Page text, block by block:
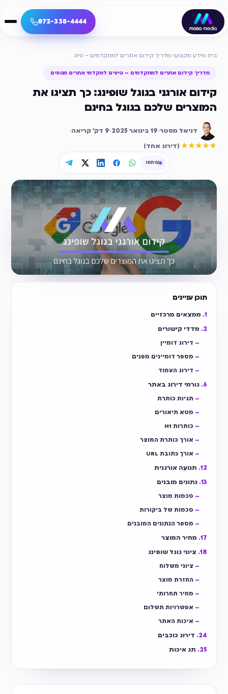
072-338-4444
מידע מקצועי› מדריך קידום אתרים למתקדמים – טיפים למקדמי אתרים מנוסים
קידום אתרים למתקדמים – טיפים למקדמי אתרים מנוסים
אורגני בגוגל שופינג: כך תציגו את
שלכם בגוגל בחינם
דניאל מסטר· 19 בינואר 2025 ·
9דק׳ קריאה·
(דירוג אחד)דירוג ממוצע
עניינים
ממצאים מרכזיים
מדדי קישורים
דירוג דומיין
מספר דומיינים מפנים
דירוג העמוד
גורמי דירוג באתר
תגיות כותרת
מטא תיאורים
כותרות H1
אורך כותרת המוצר
אורך כתובת URL
תנועה אורגנית
נתונים מובנים
סכמות מוצר
סכמות של ביקורות
מספר הנתונים המובנים
מחיר המוצר
ציוני גוגל שופינג
ציוני משלוח
החזרת מוצר
מחיר תחרותי
אפשרויות תשלום
איכות האתר
דירוג כוכבים
תג איכות